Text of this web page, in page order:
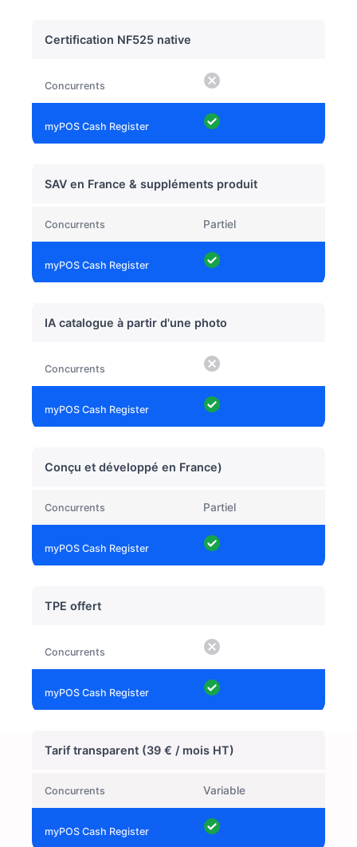
Certification NF525 native
SAV en France & suppléments produit
Partiel
IA catalogue à partir d'une photo
Conçu et développé en France)
Partiel
TPE offert
Tarif transparent (39 € / mois HT)
Variable